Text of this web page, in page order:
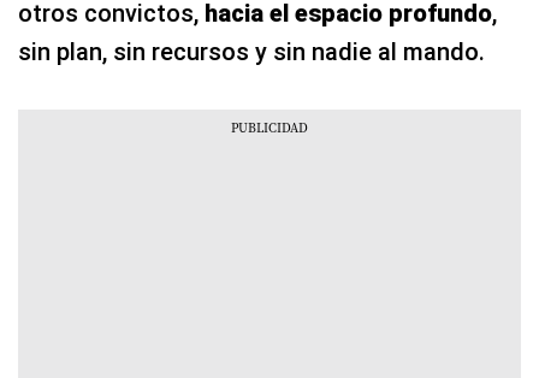
otros convictos, hacia el espacio profundo,
sin plan, sin recursos y sin nadie al mando.